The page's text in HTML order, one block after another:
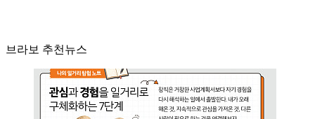
브라보 추천뉴스